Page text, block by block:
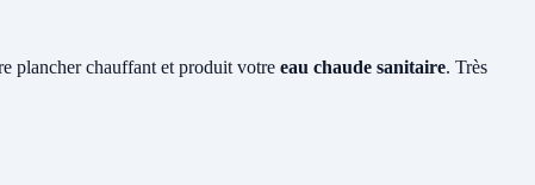
plancher chauffant et produit votre eau chaude sanitaire. Très